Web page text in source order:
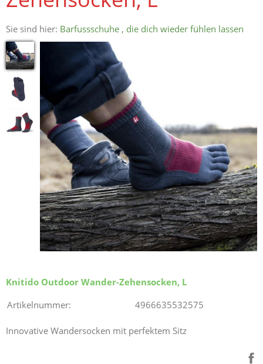
Sie sind hier: Barfussschuhe , die dich wieder fühlen lassen
Knitido Outdoor Wander-Zehensocken, L
Artikelnummer:
4966635532575
Innovative Wandersocken mit perfektem Sitz